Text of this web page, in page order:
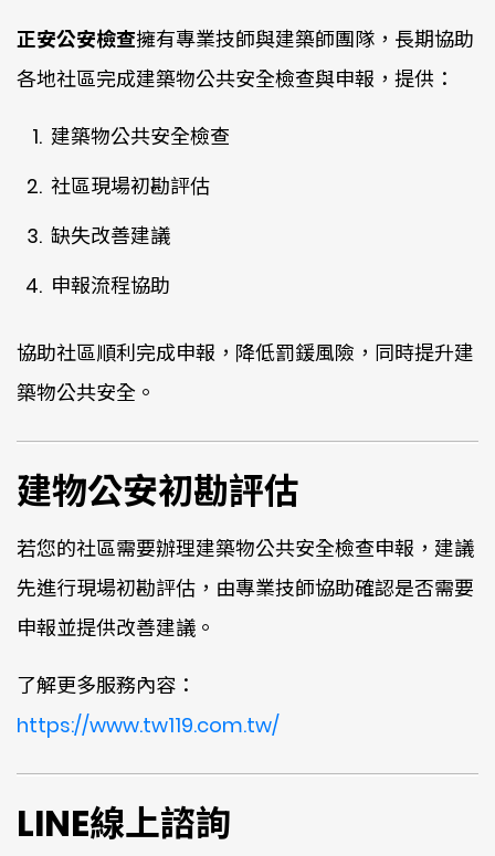
正安公安檢查擁有專業技師與建築師團隊，長期協助
各地社區完成建築物公共安全檢查與申報，提供：
建築物公共安全檢查
社區現場初勘評估
缺失改善建議
申報流程協助
協助社區順利完成申報，降低罰鍰風險，同時提升建
築物公共安全。
建物公安初勘評估
若您的社區需要辦理建築物公共安全檢查申報，建議
先進行現場初勘評估，由專業技師協助確認是否需要
申報並提供改善建議。
了解更多服務內容：
https://www.tw119.com.tw/
LINE線上諮詢